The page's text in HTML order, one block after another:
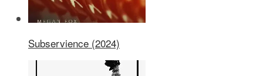
Subservience (2024)